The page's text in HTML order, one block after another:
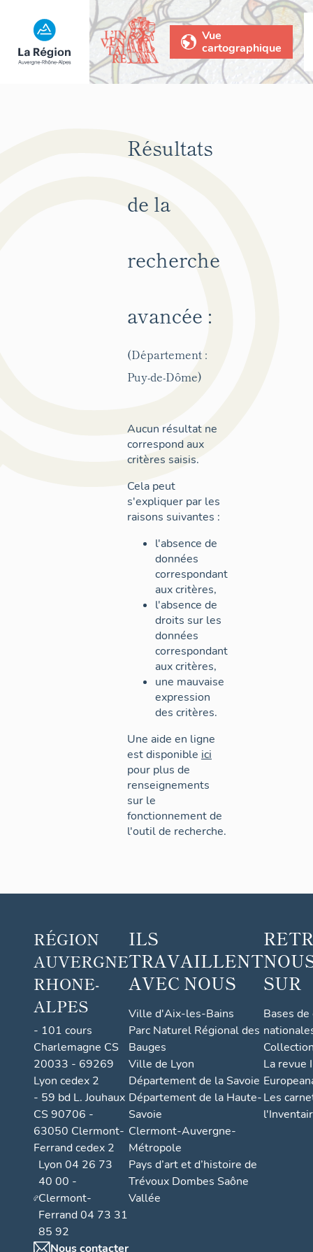
Vue
cartographique
Résultats
de la
recherche
avancée :
(Département :
Puy-de-Dôme)
Aucun résultat ne
correspond aux
critères saisis.
Cela peut
s'expliquer par les
raisons suivantes :
l'absence de
données
correspondant
aux critères,
l'absence de
droits sur les
données
correspondant
aux critères,
une mauvaise
expression
des critères.
Une aide en ligne
est disponible ici
pour plus de
renseignements
sur le
fonctionnement de
l'outil de recherche.
RÉGION
AUVERGNE
RHONE-
ALPES
- 101 cours
Charlemagne CS
20033 - 69269
Lyon cedex 2
- 59 bd L. Jouhaux
CS 90706 -
63050 Clermont-
Ferrand cedex 2
Lyon 04 26 73
40 00 -
Clermont-
Ferrand 04 73 31
85 92
Nous contacter
ILS
TRAVAILLENT
AVEC NOUS
Ville d'Aix-les-Bains
Parc Naturel Régional des
Bauges
Ville de Lyon
Département de la Savoie
Département de la Haute-
Savoie
Clermont-Auvergne-
Métropole
Pays d’art et d’histoire de
Trévoux Dombes Saône
Vallée
SUR
Bases
La revue
Les